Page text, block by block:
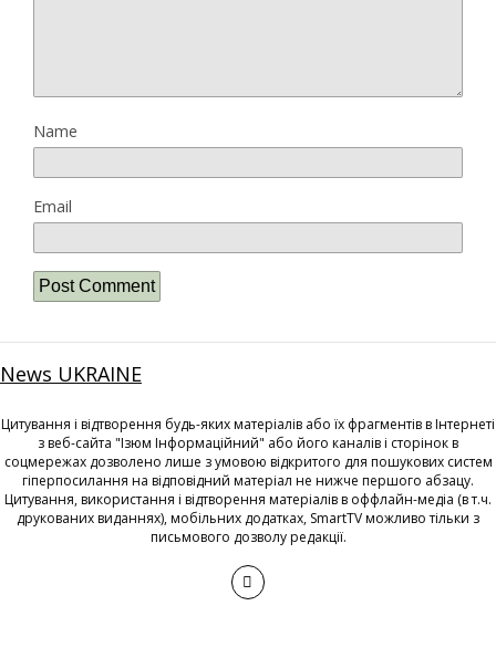
Name
Email
News UKRAINE
Цитування і відтворення будь-яких матеріалів або їх фрагментів в Інтернеті
з веб-сайта "Ізюм Інформаційний" або його каналів і сторінок в
соцмережах дозволено лише з умовою відкритого для пошукових систем
гіперпосилання на відповідний матеріал не нижче першого абзацу.
Цитування, використання і відтворення матеріалів в оффлайн-медіа (в т.ч.
друкованих виданнях), мобільних додатках, SmartTV можливо тільки з
письмового дозволу редакції.